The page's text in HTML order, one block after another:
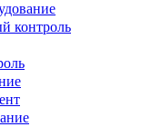
контроль